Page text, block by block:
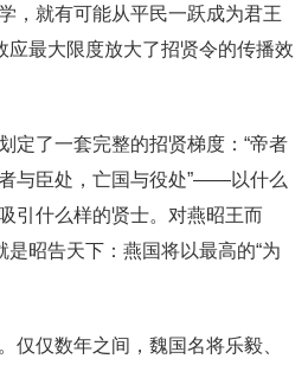
，就有可能从平民一跃成为君王
应最大限度放大了招贤令的传播效
定了一套完整的招贤梯度：“帝者
与臣处，亡国与役处”——以什么
引什么样的贤士。对燕昭王而
是昭告天下：燕国将以最高的“为
仅仅数年之间，魏国名将乐毅、